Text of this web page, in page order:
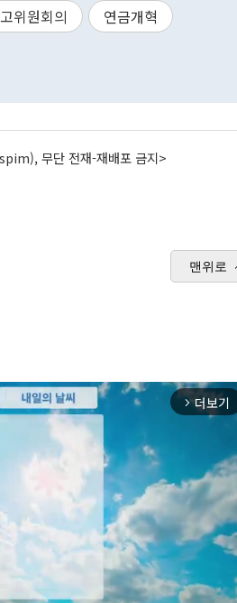
위원회의
연금개혁
무단 전재-재배포 금지>
맨위로
arrow_forward_ios 더보기